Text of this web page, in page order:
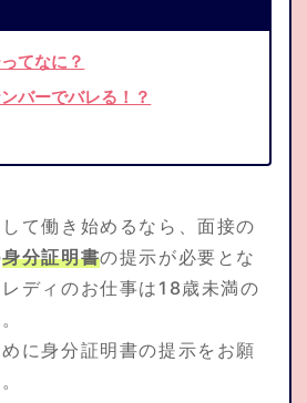
てなに？
バーでバレる！？
て働き始めるなら、面接の
身分証明書の提示が必要とな
ディのお仕事は18歳未満の
に身分証明書の提示をお願